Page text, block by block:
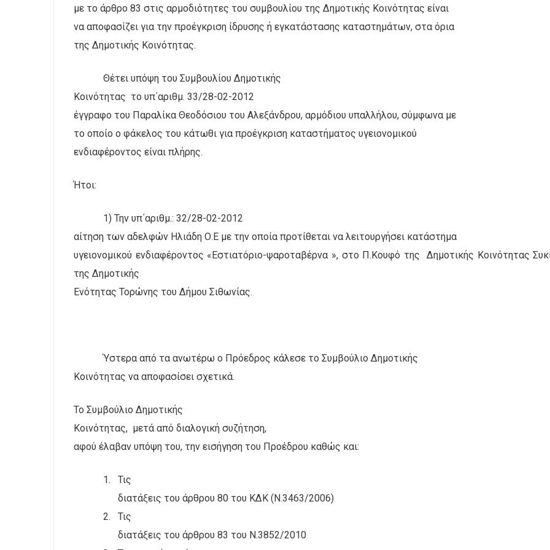
με το άρθρο 83 στις αρμοδιότητες του συμβουλίου της Δημοτικής Κοινότητας είναι
να αποφασίζει για την προέγκριση ίδρυσης ή εγκατάστασης καταστημάτων, στα όρια
της Δημοτικής Κοινότητας.
Θέτει υπόψη του Συμβουλίου Δημοτικής
Κοινότητας το υπ΄αριθμ. 33/28-02-2012
έγγραφο του Παραλίκα Θεοδόσιου του Αλεξάνδρου, αρμόδιου υπαλλήλου, σύμφωνα με
το οποίο ο φάκελος του κάτωθι για προέγκριση καταστήματος υγειονομικού
ενδιαφέροντος είναι πλήρης.
Ήτοι:
1) Την υπ΄αριθμ.: 32/28-02-2012
αίτηση των αδελφών Ηλιάδη Ο.Ε με την οποία προτίθεται να λειτουργήσει κατάστημα
υγειονομικού ενδιαφέροντος «Εστιατόριο-ψαροταβέρνα », στο Π.Κουφό της
Δημοτικής Κοινότητας
της Δημοτικής
Ενότητας Τορώνης του Δήμου Σιθωνίας.
Ύστερα από τα ανωτέρω ο Πρόεδρος κάλεσε το Συμβούλιο Δημοτικής
Κοινότητας να αποφασίσει σχετικά.
Το Συμβούλιο Δημοτικής
Κοινότητας, μετά από διαλογική συζήτηση,
αφού έλαβαν υπόψη του, την εισήγηση του Προέδρου καθώς και:
1.
Τις
διατάξεις του άρθρου 80 του ΚΔΚ (Ν.3463/2006)
2.
Τις
διατάξεις του άρθρου 83 του Ν.3852/2010